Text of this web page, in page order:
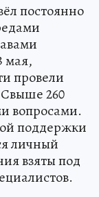
постоянно
мая,
провели
260
вопросами.
поддержки
личный
взяты под